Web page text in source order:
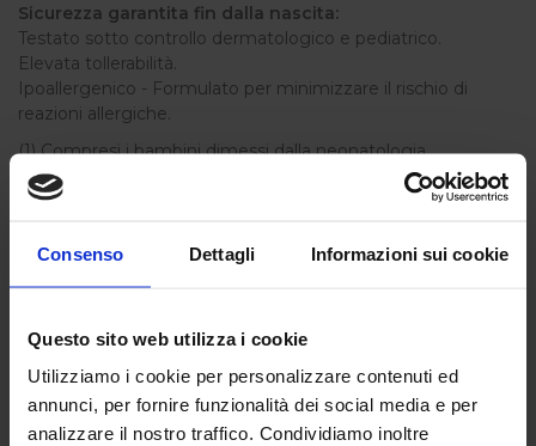
Consenso Dettagli Informazioni sui cookie
Questo sito web utilizza i cookie
Utilizziamo i cookie per personalizzare contenuti ed
annunci, per fornire funzionalità dei social media e per
analizzare il nostro traffico. Condividiamo inoltre
Sicurezza garantita fin dalla nascita:
Testato sotto controllo dermatologico e pediatrico.
Elevata tollerabilità.
Ipoallergenico - Formulato per minimizzare il rischio di
reazioni allergiche.
(1) Compresi i bambini dimessi dalla neonatologia.
Ideale per nutrire e detergere la pelle secca del tuo
14,90 €